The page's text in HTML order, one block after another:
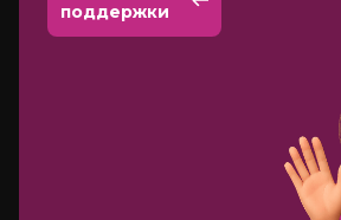
поддержки